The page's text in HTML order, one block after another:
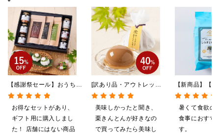
【新商品】【
やしだし茶漬
鯛だし 4食
暑くて食欲の
食事におすす
す。
【感謝祭セール】おうちで
贅沢ごはんギフト【送料無
料/沖縄県送料別途】【化
粧箱包装付/オンライン限
定】
お得なセットがあり、
ギフト用に購入しまし
た！ 店舗にはない商品
[訳あり品・アウトレット]
[賞味期限2026年09月09
日]絹ごしなめらか 栗き
んとんゼリー 81g【季節
限定】
美味しかったと聞き、
栗きんとんが好きなの
で買ってみたら美味し